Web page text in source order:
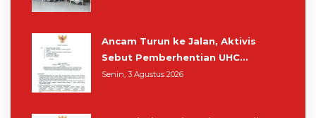
Ancam Turun ke Jalan, Aktivis
Sebut Pemberhentian UHC
Prioritas Rampas Hak Hidup
Senin, 3 Agustus 2026